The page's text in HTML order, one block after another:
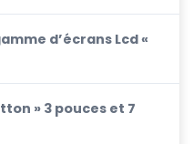
d’écrans Lcd «
» 3 pouces et 7